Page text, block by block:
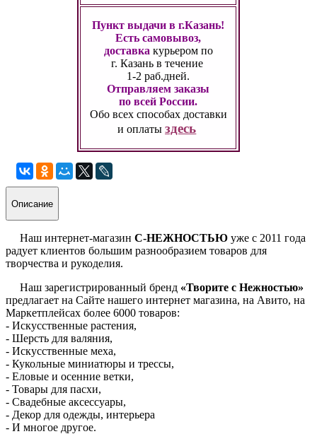
Пункт выдачи в г.Казань!
Есть самовывоз,
доставка курьером по
г. Казань в течение
1-2 раб.дней.
Отправляем заказы
по всей России.
Обо всех способах доставки
и оплатыздесь
Описание
Наш интернет-магазин С-НЕЖНОСТЬЮ уже с 2011 года
радует клиентов большим разнообразием товаров для
творчества и рукоделия.
Наш зарегистрированный бренд «Творите с Нежностью»
предлагает на Сайте нашего интернет магазина, на Авито, на
Маркетплейсах более 6000 товаров:
- Искусственные растения,
- Шерсть для валяния,
- Искусственные меха,
- Кукольные миниатюры и трессы,
- Еловые и осенние ветки,
- Товары для пасхи,
- Свадебные аксессуары,
- Декор для одежды, интерьера
- И многое другое.